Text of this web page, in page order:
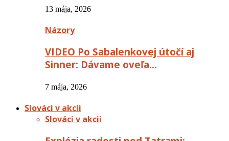
13 mája, 2026
Názory
VIDEO Po Sabalenkovej útočí aj
Sinner: Dávame oveľa…
7 mája, 2026
Slováci v akcii
Slováci v akcii